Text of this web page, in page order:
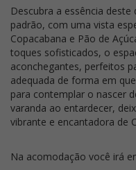
Descubra a essência
padrão, com uma vista
Copacabana e Pão de
toques sofisticados, o
aconchegantes, perfeitos
adequada de forma em
para contemplar o nascer
varanda ao entardecer,
vibrante e encantadora de
Na acomodação você irá